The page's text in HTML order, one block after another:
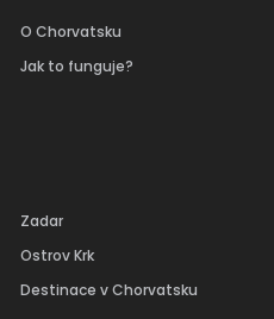
O Chorvatsku
Jak to funguje?
Zadar
Ostrov Krk
Destinace v Chorvatsku